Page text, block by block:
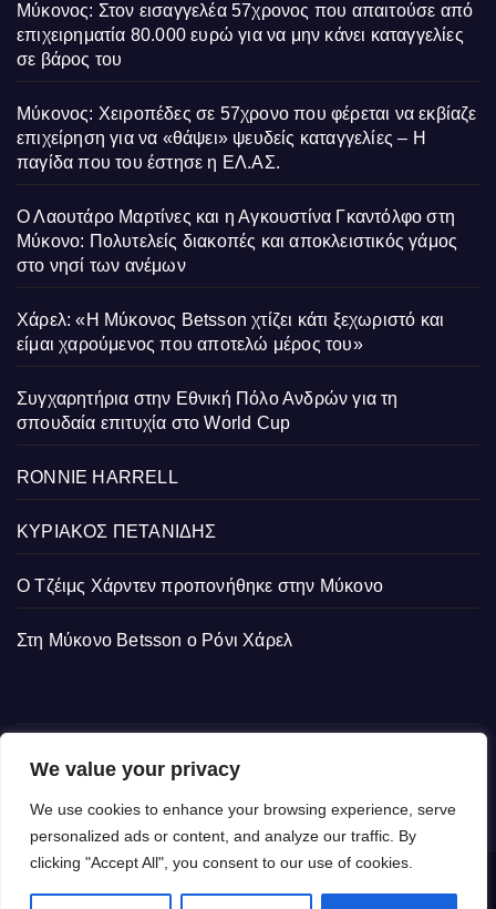
We value your privacy
We use cookies to enhance your browsing experience, serve
personalized ads or content, and analyze our traffic. By
clicking "Accept All", you consent to our use of cookies.
Μύκονος: Στον εισαγγελέα 57χρονος που απαιτούσε από
επιχειρηματία 80.000 ευρώ για να μην κάνει καταγγελίες
σε βάρος του
Μύκονος: Χειροπέδες σε 57χρονο που φέρεται να εκβίαζε
επιχείρηση για να «θάψει» ψευδείς καταγγελίες – Η
παγίδα που του έστησε η ΕΛ.ΑΣ.
Ο Λαουτάρο Μαρτίνες και η Αγκουστίνα Γκαντόλφο στη
Μύκονο: Πολυτελείς διακοπές και αποκλειστικός γάμος
στο νησί των ανέμων
Χάρελ: «Η Μύκονος Betsson χτίζει κάτι ξεχωριστό και
είμαι χαρούμενος που αποτελώ μέρος του»
Συγχαρητήρια στην Εθνική Πόλο Ανδρών για τη
σπουδαία επιτυχία στο World Cup
RONNIE HARRELL
ΚΥΡΙΑΚΟΣ ΠΕΤΑΝΙΔΗΣ
Ο Τζέιμς Χάρντεν προπονήθηκε στην Μύκονο
Στη Μύκονο Betsson ο Ρόνι Χάρελ
Δημιουργήθηκε από το digital2000 με την Υποστήριξη του WordPress